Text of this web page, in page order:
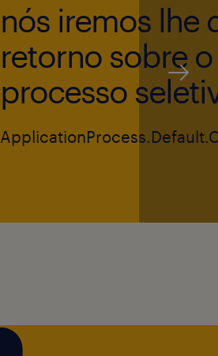
nós iremos lhe
retorno sobre o
processo